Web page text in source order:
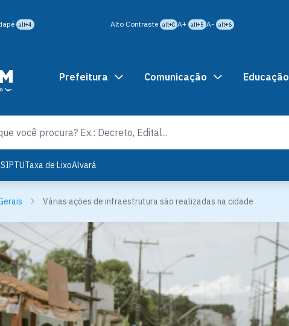
alt+4 Alto Contraste alt+C A+ alt+5 A- alt+6
Prefeitura Comunicação Educação
IPTUTaxa de LixoAlvará
Várias ações de infraestrutura são realizadas na cidade